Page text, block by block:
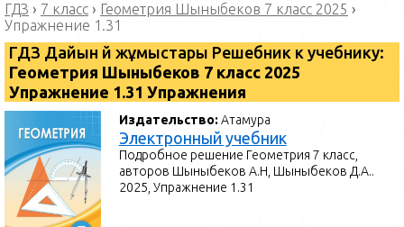
ГДЗ › 7 класс › Геометрия Шыныбеков 7 класс 2025 ›
Упражнение 1.31
ГДЗ Дайын үй жұмыстары Решебник к учебнику:
Геометрия Шыныбеков 7 класс 2025
Упражнение 1.31 Упражнения
Издательство:Атамура
Электронный учебник
Подробное решение Геометрия 7 класс,
авторов Шыныбеков А.Н, Шыныбеков Д.А..
2025, Упражнение 1.31